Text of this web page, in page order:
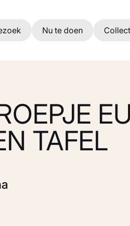
Nu te doen
TAFEL